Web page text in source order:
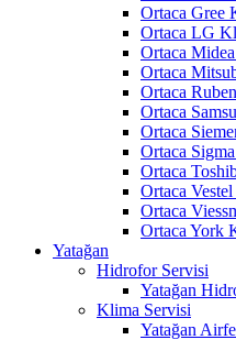
Ortaca Gree
Ortaca LG
Ortaca
Ortaca
Ortaca
Ortaca
Ortaca
Ortaca
Ortaca
Ortaca
Ortaca
Ortaca York
Yatağan
Hidrofor Servisi
Yatağan
Klima Servisi
Yatağan